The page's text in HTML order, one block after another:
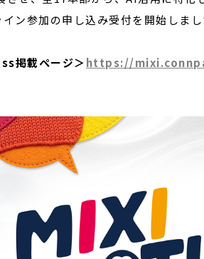
ン参加の申し込み受付を開始しまし
掲載ページ＞https://